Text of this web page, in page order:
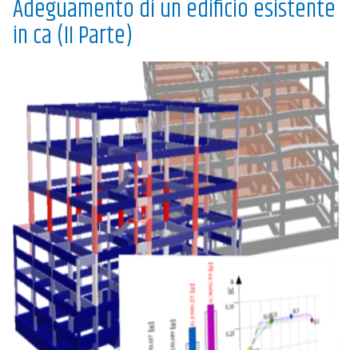
Adeguamento di un edificio esistente
in ca (II Parte)